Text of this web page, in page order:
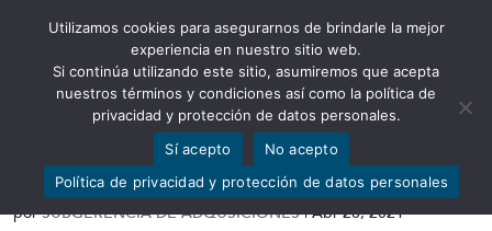
Abrir barra de herramientas
Resolución de Desierto
porSUBGERENCIA DE ADQUSICIONES|Abr 28, 2021
Utilizamos cookies para asegurarnos de brindarle la mejor
experiencia en nuestro sitio web.
Si continúa utilizando este sitio, asumiremos que acepta
nuestros términos y condiciones así como la política de
privacidad y protección de datos personales.
Sí acepto
No acepto
Política de privacidad y protección de datos personales